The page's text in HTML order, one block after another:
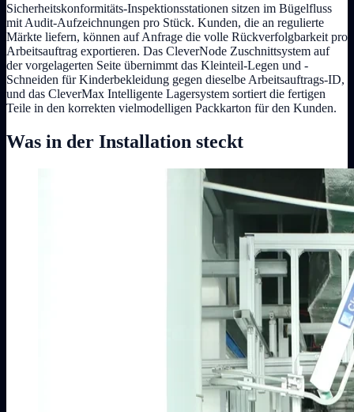
Sicherheitskonformitäts-Inspektionsstationen sitzen im Bügelfluss
mit Audit-Aufzeichnungen pro Stück. Kunden, die an regulierte
Märkte liefern, können auf Anfrage die volle Rückverfolgbarkeit pro
Arbeitsauftrag exportieren. Das CleverNode Zuschnittsystem auf
der vorgelagerten Seite übernimmt das Kleinteil-Legen und -
Schneiden für Kinderbekleidung gegen dieselbe Arbeitsauftrags-ID,
und das CleverMax Intelligente Lagersystem sortiert die fertigen
Teile in den korrekten vielmodelligen Packkarton für den Kunden.
Was in der Installation steckt